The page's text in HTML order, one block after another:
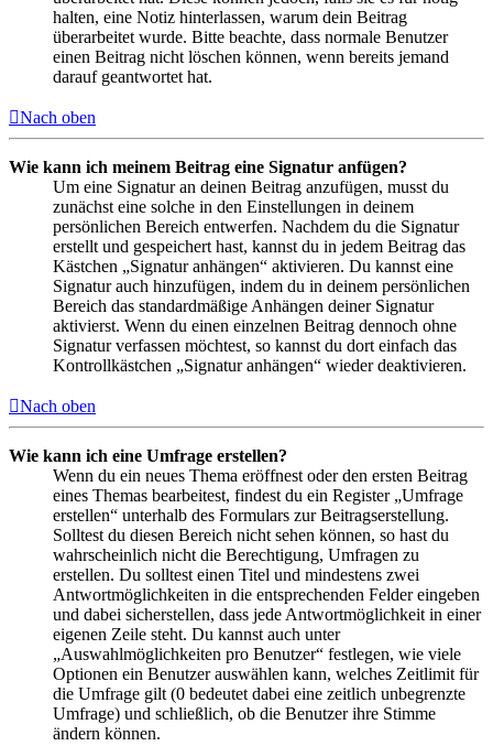
halten, eine Notiz hinterlassen, warum dein Beitrag
überarbeitet wurde. Bitte beachte, dass normale Benutzer
einen Beitrag nicht löschen können, wenn bereits jemand
darauf geantwortet hat.
Nach oben
Wie kann ich meinem Beitrag eine Signatur anfügen?
Um eine Signatur an deinen Beitrag anzufügen, musst du
zunächst eine solche in den Einstellungen in deinem
persönlichen Bereich entwerfen. Nachdem du die Signatur
erstellt und gespeichert hast, kannst du in jedem Beitrag das
Kästchen „Signatur anhängen“ aktivieren. Du kannst eine
Signatur auch hinzufügen, indem du in deinem persönlichen
Bereich das standardmäßige Anhängen deiner Signatur
aktivierst. Wenn du einen einzelnen Beitrag dennoch ohne
Signatur verfassen möchtest, so kannst du dort einfach das
Kontrollkästchen „Signatur anhängen“ wieder deaktivieren.
Nach oben
Wie kann ich eine Umfrage erstellen?
Wenn du ein neues Thema eröffnest oder den ersten Beitrag
eines Themas bearbeitest, findest du ein Register „Umfrage
erstellen“ unterhalb des Formulars zur Beitragserstellung.
Solltest du diesen Bereich nicht sehen können, so hast du
wahrscheinlich nicht die Berechtigung, Umfragen zu
erstellen. Du solltest einen Titel und mindestens zwei
Antwortmöglichkeiten in die entsprechenden Felder eingeben
und dabei sicherstellen, dass jede Antwortmöglichkeit in einer
eigenen Zeile steht. Du kannst auch unter
„Auswahlmöglichkeiten pro Benutzer“ festlegen, wie viele
Optionen ein Benutzer auswählen kann, welches Zeitlimit für
die Umfrage gilt (0 bedeutet dabei eine zeitlich unbegrenzte
Umfrage) und schließlich, ob die Benutzer ihre Stimme
ändern können.